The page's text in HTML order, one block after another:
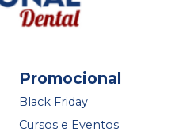
Promocional
Black Friday
Cursos e Eventos